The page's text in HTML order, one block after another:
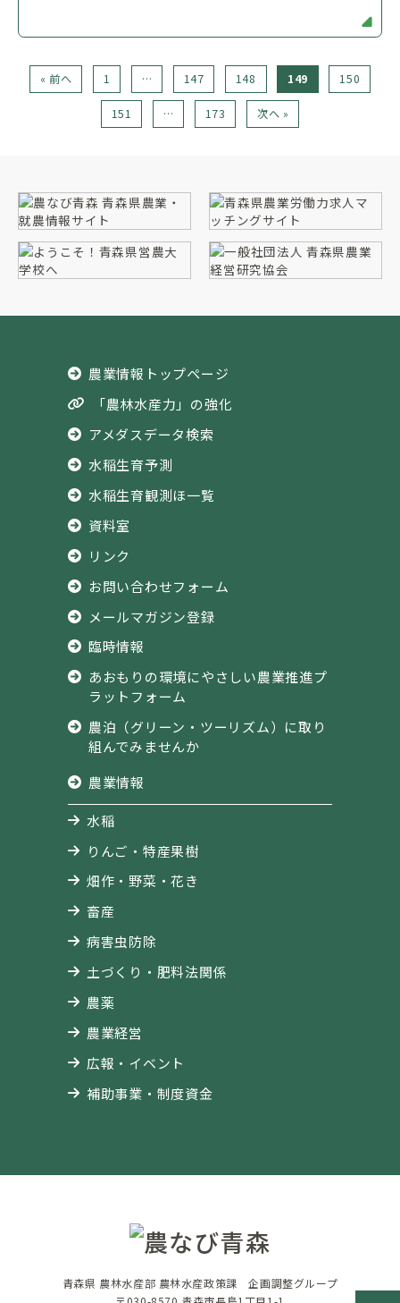
« 前へ 1 … 147 148 149 150
151 … 173 次へ »
農業情報トップページ
「農林水産力」の強化
アメダスデータ検索
水稲生育予測
水稲生育観測ほ一覧
資料室
リンク
お問い合わせフォーム
メールマガジン登録
臨時情報
あおもりの環境にやさしい農業推進プ
ラットフォーム
農泊（グリーン・ツーリズム）に取り
組んでみませんか
農業情報
水稲
りんご・特産果樹
畑作・野菜・花き
畜産
病害虫防除
土づくり・肥料法関係
農薬
農業経営
広報・イベント
補助事業・制度資金
青森県 農林水産部 農林水産政策課 企画調整グループ